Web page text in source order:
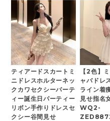
ティアードスカートミ
ニドレスホルターネッ
クカワセクシーパーテ
ィー誕生日パーティー
リボン手作りドレスセ
クシー谷間見せ
【2色】
ャバドレ
ライン着
見せ指名
WQ2-